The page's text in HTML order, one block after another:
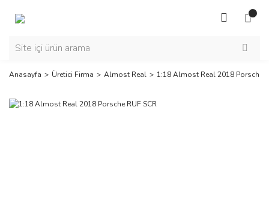
Anasayfa Üretici Firma Almost Real 1:18 Almost Real 2018 Porsche